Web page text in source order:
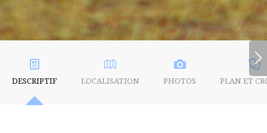
DESCRIPTIF LOCALISATION PHOTOS PLAN ET